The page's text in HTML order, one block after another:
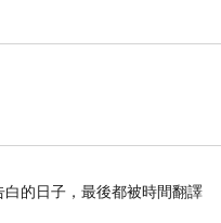
的日子，最後都被時間翻譯